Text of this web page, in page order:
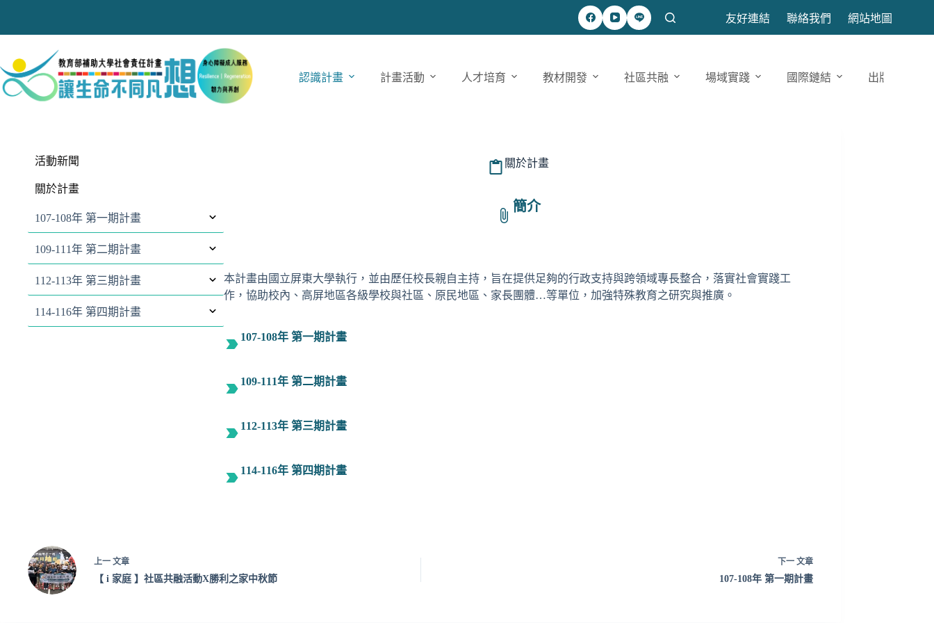
內
容
友好連結 聯絡我們 網站地圖
認識計畫 計畫活動 人才培育 教材開發 社區共融 場域實踐 國際鏈結 出版發表
活動新聞
關於計畫
107-108年 第一期計畫
109-111年 第二期計畫
112-113年 第三期計畫
114-116年 第四期計畫
關於計畫
簡介
本計畫由國立屏東大學執行，並由歷任校長親自主持，旨在提供足夠的行政支持與跨領域專長整合，落實社會實踐工
作，協助校內、高屏地區各級學校與社區、原民地區、家長團體…等單位，加強特殊教育之研究與推廣。
107-108年 第一期計畫
109-111年 第二期計畫
112-113年 第三期計畫
114-116年 第四期計畫
上一 文章
【 i 家庭 】社區共融活動X勝利之家中秋節
下一 文章
107-108年 第一期計畫